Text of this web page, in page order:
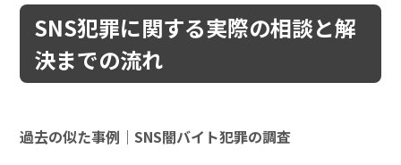
SNS犯罪に関する実際の相談と解
決までの流れ
過去の似た事例｜SNS闇バイト犯罪の調査